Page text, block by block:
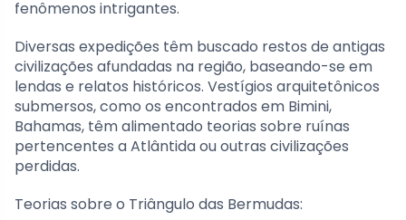
fenômenos intrigantes.
Diversas expedições têm buscado restos de antigas
civilizações afundadas na região, baseando-se em
lendas e relatos históricos. Vestígios arquitetônicos
submersos, como os encontrados em Bimini,
Bahamas, têm alimentado teorias sobre ruínas
pertencentes a Atlântida ou outras civilizações
perdidas.
Teorias sobre o Triângulo das Bermudas: